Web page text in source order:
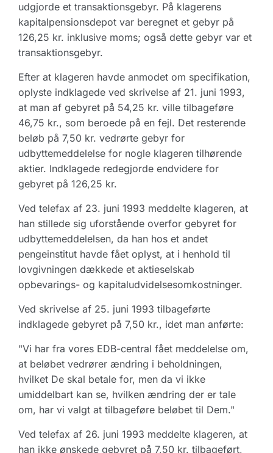
udgjorde et transaktionsgebyr. På klagerens
kapitalpensionsdepot var beregnet et gebyr på
126,25 kr. inklusive moms; også dette gebyr var et
transaktionsgebyr.
Efter at klageren havde anmodet om specifikation,
oplyste indklagede ved skrivelse af 21. juni 1993,
at man af gebyret på 54,25 kr. ville tilbageføre
46,75 kr., som beroede på en fejl. Det resterende
beløb på 7,50 kr. vedrørte gebyr for
udbyttemeddelelse for nogle klageren tilhørende
aktier. Indklagede redegjorde endvidere for
gebyret på 126,25 kr.
Ved telefax af 23. juni 1993 meddelte klageren, at
han stillede sig uforstående overfor gebyret for
udbyttemeddelelsen, da han hos et andet
pengeinstitut havde fået oplyst, at i henhold til
lovgivningen dækkede et aktieselskab
opbevarings- og kapitaludvidelsesomkostninger.
Ved skrivelse af 25. juni 1993 tilbageførte
indklagede gebyret på 7,50 kr., idet man anførte:
"Vi har fra vores EDB-central fået meddelelse om,
at beløbet vedrører ændring i beholdningen,
hvilket De skal betale for, men da vi ikke
umiddelbart kan se, hvilken ændring der er tale
om, har vi valgt at tilbageføre beløbet til Dem."
Ved telefax af 26. juni 1993 meddelte klageren, at
han ikke ønskede gebyret på 7,50 kr. tilbageført,